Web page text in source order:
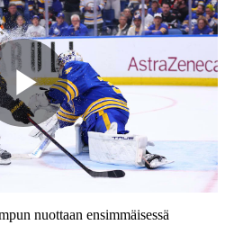
Play
Video
nuottaan ensimmäisessä